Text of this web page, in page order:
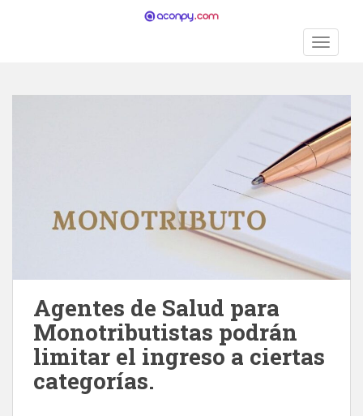
Agentes de Salud para
Monotributistas podrán
limitar el ingreso a ciertas
categorías.